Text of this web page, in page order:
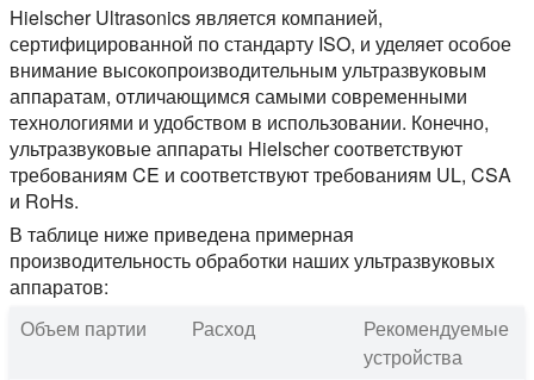
Hielscher Ultrasonics является компанией,
сертифицированной по стандарту ISO, и уделяет особое
внимание высокопроизводительным ультразвуковым
аппаратам, отличающимся самыми современными
технологиями и удобством в использовании. Конечно,
ультразвуковые аппараты Hielscher соответствуют
требованиям CE и соответствуют требованиям UL, CSA
и RoHs.
В таблице ниже приведена примерная
производительность обработки наших ультразвуковых
аппаратов:
Объем партии
Расход
Рекомендуемые
устройства